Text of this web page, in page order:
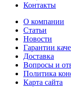
Контакты
О компании
Статьи
Новости
Гарантии
Доставка
Вопросы и
Политика
Карта сайта